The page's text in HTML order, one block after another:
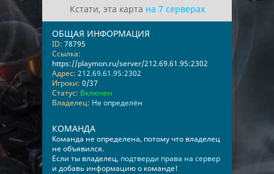
Кстати, эта карта на 7 серверах
ОБЩАЯ ИНФОРМАЦИЯ
ID: 78795
Ссылка:
https://playmon.ru/server/212.69.61.95:2302
Адрес: 212.69.61.95:2302
Игроки: 0/37
Статус: Включен
Владелец: Не определён
КОМАНДА
Команда не определена, потому что владелец
не объявился.
Если ты владелец, подтверди права на сервер
и добавь информацию о команде!